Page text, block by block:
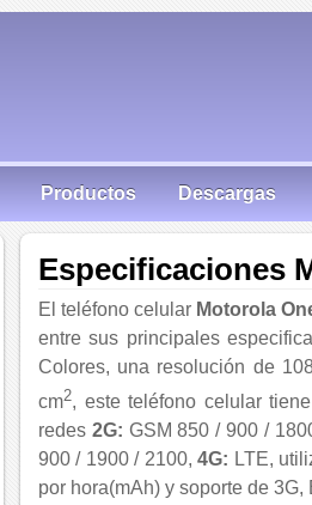
Productos Descargas
Especificaciones
El teléfono celular Motorola
entre sus principales
Colores, una resolución de
cm2, este teléfono celular
redes 2G: GSM 850 / 900 /
900 / 1900 / 2100,4G: LTE,
por hora(mAh) y soporte de